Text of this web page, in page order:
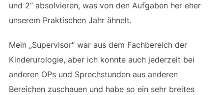
und 2“ absolvieren, was von den Aufgaben her eher
unserem Praktischen Jahr ähnelt.
Mein „Supervisor“ war aus dem Fachbereich der
Kinderurologie, aber ich konnte auch jederzeit bei
anderen OPs und Sprechstunden aus anderen
Bereichen zuschauen und habe so ein sehr breites